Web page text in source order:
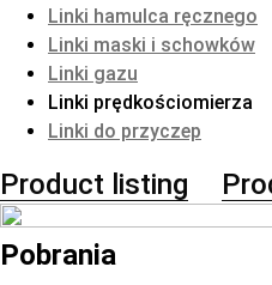
Linki hamulca ręcznego
Linki maski i schowków
Linki gazu
Linki prędkościomierza
Linki do przyczep
Product listing
Pobrania